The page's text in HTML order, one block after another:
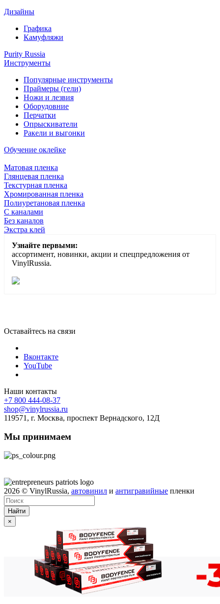
Дизайны
Графика
Камуфляжи
Purity Russia
Инструменты
Популярные инструменты
Праймеры (гели)
Ножи и лезвия
Оборудовние
Перчатки
Опрыскиватели
Ракели и выгонки
Обучение оклейке
Матовая пленка
Глянцевая пленка
Текстурная пленка
Хромированная пленка
Полиуретановая пленка
С каналами
Без каналов
Экстра клей
Узнайте первыми:
ассортимент, новинки, акции и спецпредложения от
VinylRussia.
Оставайтесь на связи
Вконтакте
YouTube
Наши контакты
+7 800 444-08-37
shop@vinylrussia.ru
119571, г. Москва, проспект Вернадского, 12Д
Мы принимаем
2026 © VinylRussia, автовинил и антигравийные пленки
Найти
×